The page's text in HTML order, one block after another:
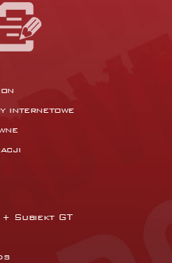
internetowe
Subiekt GT